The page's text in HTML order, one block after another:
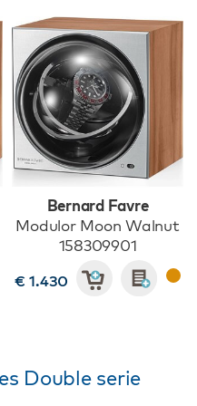
Bernard Favre
Modulor Moon Walnut
158309901
€ 1.430
Double serie